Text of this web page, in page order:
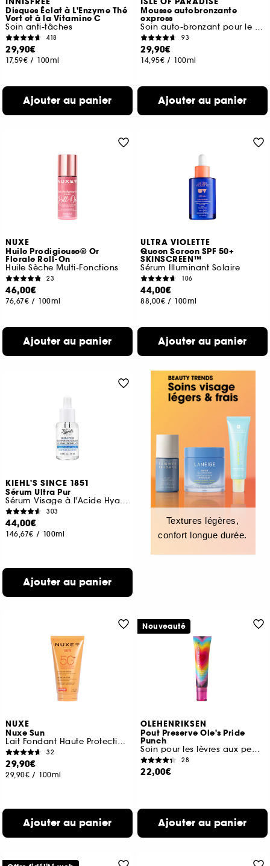
Disques Éclat à L'Enzyme Thé
Vert et à la Vitamine C
Soin anti-tâches
418
29,90€
17,59€ / 100ml
Ajouter au panier
Mousse autobronzante
express
Soin auto-bronzant pour le corps
93
29,90€
14,95€ / 100ml
Ajouter au panier
NUXE
Huile Prodigieuse® Or
Florale Roll-On
Huile Sèche Multi-Fonctions
23
46,00€
76,67€ / 100ml
Ajouter au panier
ULTRA VIOLETTE
Queen Screen SPF 50+
SKINSCREEN™
Sérum Illuminant Solaire
106
44,00€
88,00€ / 100ml
Ajouter au panier
KIEHL'S SINCE 1851
Sérum Ultra Pur
Sérum Visage à l'Acide Hyaluronique
303
44,00€
146,67€ / 100ml
Ajouter au panier
Textures légères,
confort longue durée.
NUXE
Nuxe Sun
Lait Fondant Haute Protection SPF 50
32
29,90€
29,90€ / 100ml
Ajouter au panier
OLEHENRIKSEN
Pout Preserve Ole's Pride
Punch
Soin pour les lèvres aux peptides
28
22,00€
Ajouter au panier
Nouveauté